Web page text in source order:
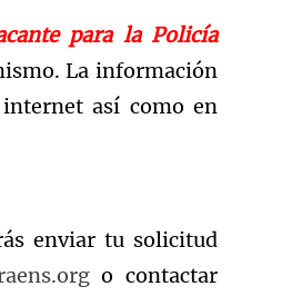
para la Policía
La información
así como en
enviar tu solicitud
o contactar